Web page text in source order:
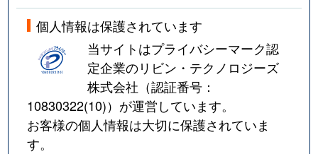
個人情報は保護されています
当サイトはプライバシーマーク認
定企業のリビン・テクノロジーズ
株式会社（認証番号：
10830322(10)）が運営しています。
お客様の個人情報は大切に保護されていま
す。